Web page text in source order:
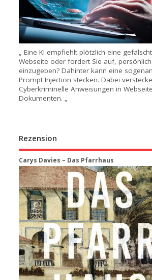
„ Eine KI empfiehlt plötzlich eine
Webseite oder fordert Sie auf,
einzugeben? Dahinter kann eine
Prompt Injection stecken. Dabei
Cyberkriminelle Anweisungen in
Dokumenten. „
Rezension
Carys Davies – Das Pfarrhaus